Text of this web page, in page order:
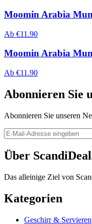
Moomin Arabia
Ab €11.90
Moomin Arabia
Ab €11.90
Abonnieren Sie
Abonnieren Sie unseren
Über
Das alleinige Ziel von
Kategorien
Geschirr & Servieren